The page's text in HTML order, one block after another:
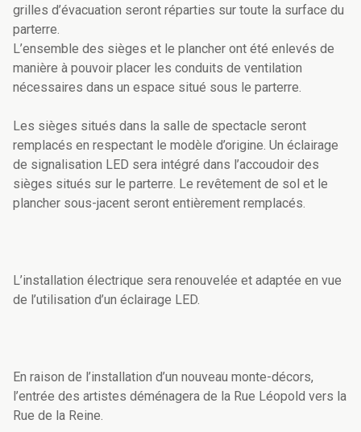
grilles d’évacuation seront réparties sur toute la surface du
parterre.
L’ensemble des sièges et le plancher ont été enlevés de
manière à pouvoir placer les conduits de ventilation
nécessaires dans un espace situé sous le parterre.
Les sièges situés dans la salle de spectacle seront
remplacés en respectant le modèle d’origine. Un éclairage
de signalisation LED sera intégré dans l’accoudoir des
sièges situés sur le parterre. Le revêtement de sol et le
plancher sous-jacent seront entièrement remplacés.
L’installation électrique sera renouvelée et adaptée en vue
de l’utilisation d’un éclairage LED.
En raison de l’installation d’un nouveau monte-décors,
l’entrée des artistes déménagera de la Rue Léopold vers la
Rue de la Reine.